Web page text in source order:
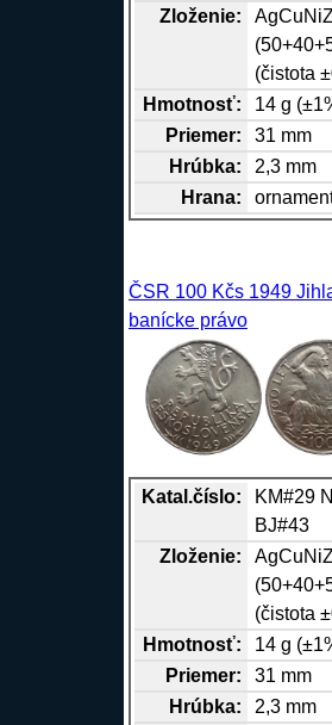
Zloženie: AgCuNi
(čistota
Hmotnosť:
14 g
Priemer:
31 mm
Hrúbka:
2,3 mm
Hrana:
ČSR 100 Kčs 1949
banícke právo
Katal.číslo:
KM#29
BJ#43
Zloženie:
AgCuNi
(čistota
Hmotnosť:
14 g
Priemer:
31 mm
Hrúbka:
2,3 mm